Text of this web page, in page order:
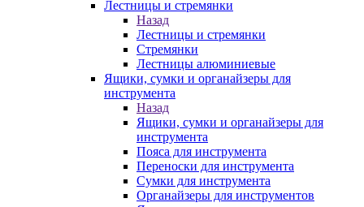
Лестницы и стремянки
Назад
Лестницы и стремянки
Стремянки
Лестницы алюминиевые
Ящики, сумки и органайзеры для
инструмента
Назад
Ящики, сумки и органайзеры для
инструмента
Пояса для инструмента
Переноски для инструмента
Сумки для инструмента
Органайзеры для инструментов